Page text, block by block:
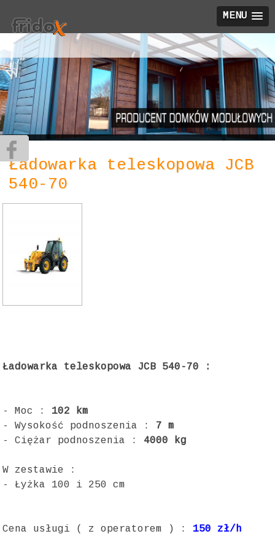
MENU
Ładowarka teleskopowa JCB
540-70
Ładowarka teleskopowa JCB 540-70 :
- Moc : 102 km
- Wysokość podnoszenia : 7 m
- Ciężar podnoszenia : 4000 kg
W zestawie :
- Łyżka 100 i 250 cm
Cena usługi ( z operatorem ) : 150 zł/h